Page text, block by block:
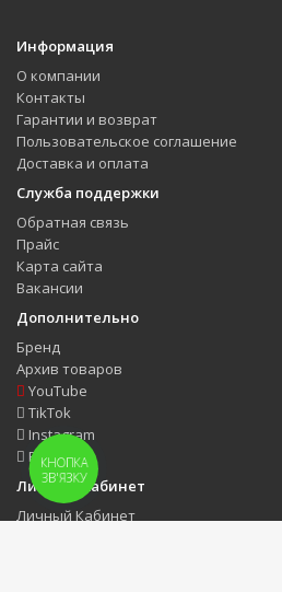
Информация
О компании
Контакты
Гарантии и возврат
Пользовательское соглашение
Доставка и оплата
Служба поддержки
Обратная связь
Прайс
Карта сайта
Вакансии
Дополнительно
Бренд
Архив товаров
YouTube
TikTok
Instagram
Facebook
Личный Кабинет
Личный Кабинет
КНОПКА
ЗВ'ЯЗКУ